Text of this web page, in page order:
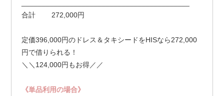
合計 272,000円
定価396,000円のドレス＆タキシードをHISなら272,000
円で借りられる！
＼＼124,000円もお得／／
《単品利用の場合》